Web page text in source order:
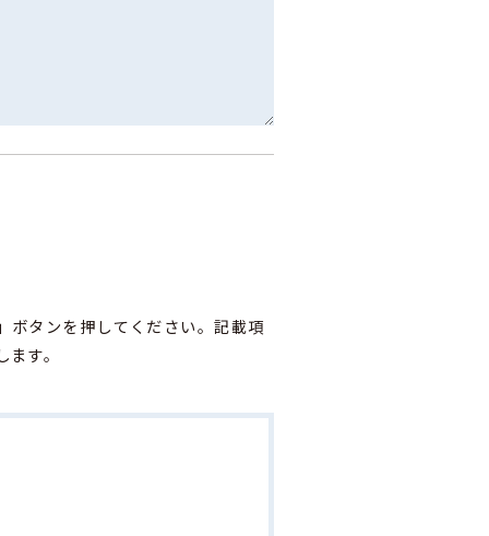
ボタンを押してください。記載項
す。